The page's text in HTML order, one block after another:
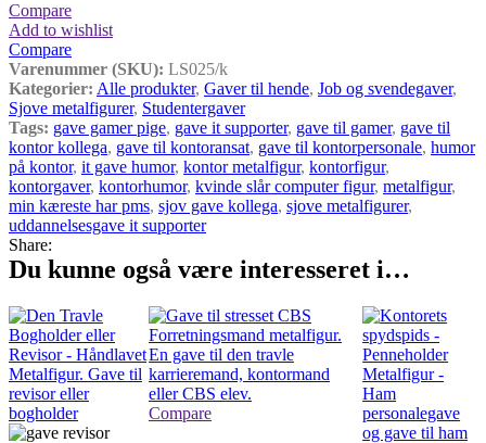
Compare
Add to wishlist
Compare
Varenummer (SKU): LS025/k
Kategorier: Alle produkter, Gaver til hende, Job og svendegaver,
Sjove metalfigurer, Studentergaver
Tags: gave gamer pige, gave it supporter, gave til gamer, gave til
kontor kollega, gave til kontoransat, gave til kontorpersonale, humor
på kontor, it gave humor, kontor metalfigur, kontorfigur,
kontorgaver, kontorhumor, kvinde slår computer figur, metalfigur,
min kæreste har pms, sjov gave kollega, sjove metalfigurer,
uddannelsesgave it supporter
Share:
Du kunne også være interesseret i…
Compare